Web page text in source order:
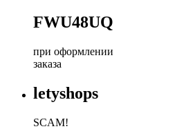
FWU48UQ
при оформлении
заказа
letyshops
SCAM!